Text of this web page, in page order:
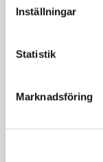
Inställningar
Statistik
Marknadsföring